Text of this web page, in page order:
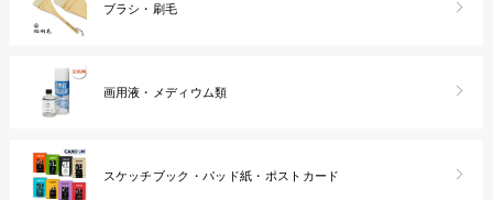
ブラシ・刷毛
画用液・メディウム類
スケッチブック・パッド紙・ポストカード